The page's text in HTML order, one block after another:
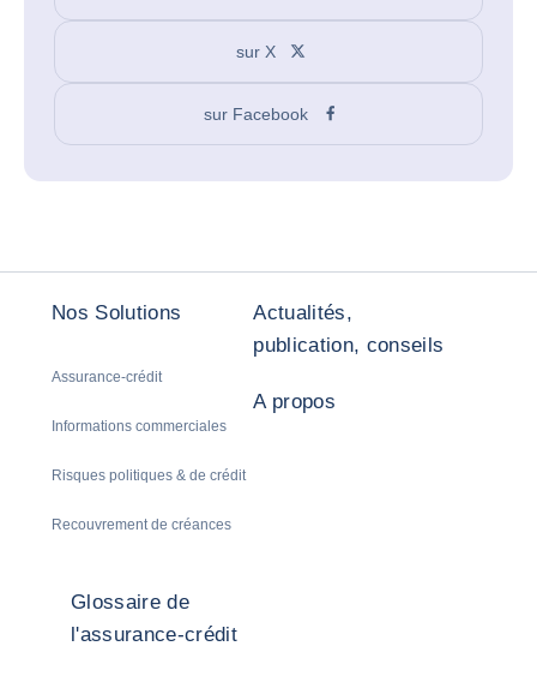
sur X
sur Facebook
Nos Solutions
Assurance-crédit
Informations commerciales
Risques politiques & de crédit
Recouvrement de créances
Actualités,
publication, conseils
A propos
Glossaire de
l'assurance-crédit